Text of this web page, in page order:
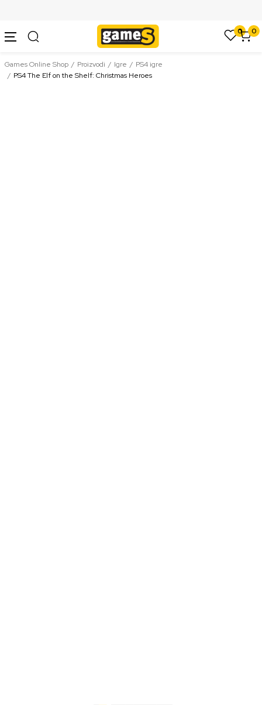
0 0
Games Online Shop Proizvodi Igre
PS4 igre
PS4 The Elf on the Shelf: Christmas Heroes